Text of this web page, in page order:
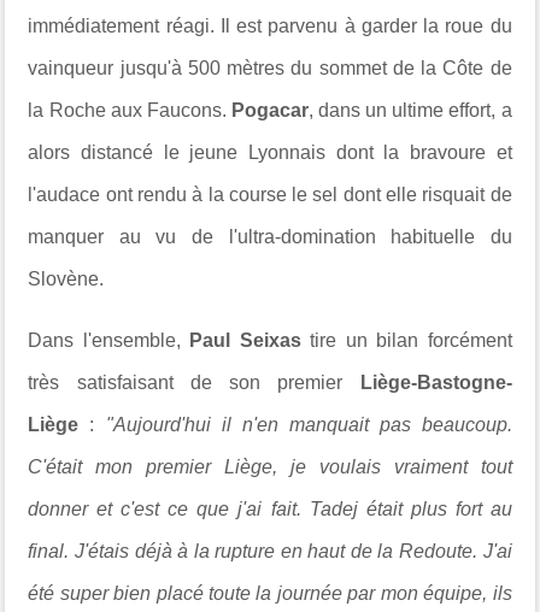
immédiatement réagi. Il est parvenu à garder la roue du
vainqueur jusqu'à 500 mètres du sommet de la Côte de
la Roche aux Faucons. Pogacar, dans un ultime effort, a
alors distancé le jeune Lyonnais dont la bravoure et
l'audace ont rendu à la course le sel dont elle risquait de
manquer au vu de l'ultra-domination habituelle du
Slovène.
Dans l'ensemble, Paul Seixastire un bilan forcément
très satisfaisant de son premier Liège-Bastogne-
Liège : "Aujourd'hui il n'en manquait pas beaucoup.
C'était mon premier Liège, je voulais vraiment tout
donner et c'est ce que j'ai fait. Tadej était plus fort au
final. J'étais déjà à la rupture en haut de la Redoute. J'ai
été super bien placé toute la journée par mon équipe, ils